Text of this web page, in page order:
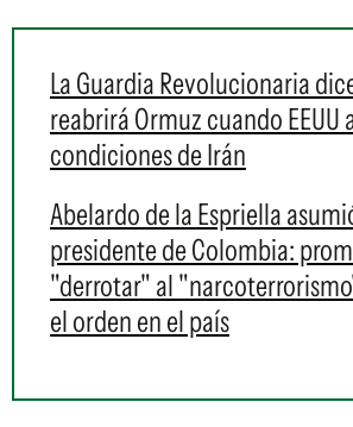
La Guardia Revolucionaria
reabrirá Ormuz cuando EEUU
condiciones de Irán
Abelardo de la Espriella
presidente de Colombia:
"derrotar" al
el orden en el país